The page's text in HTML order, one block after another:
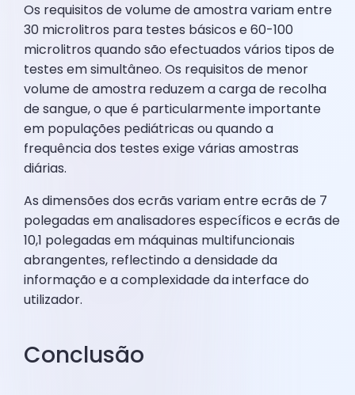
Os requisitos de volume de amostra variam entre
30 microlitros para testes básicos e 60-100
microlitros quando são efectuados vários tipos de
testes em simultâneo. Os requisitos de menor
volume de amostra reduzem a carga de recolha
de sangue, o que é particularmente importante
em populações pediátricas ou quando a
frequência dos testes exige várias amostras
diárias.
As dimensões dos ecrãs variam entre ecrãs de 7
polegadas em analisadores específicos e ecrãs de
10,1 polegadas em máquinas multifuncionais
abrangentes, reflectindo a densidade da
informação e a complexidade da interface do
utilizador.
Conclusão